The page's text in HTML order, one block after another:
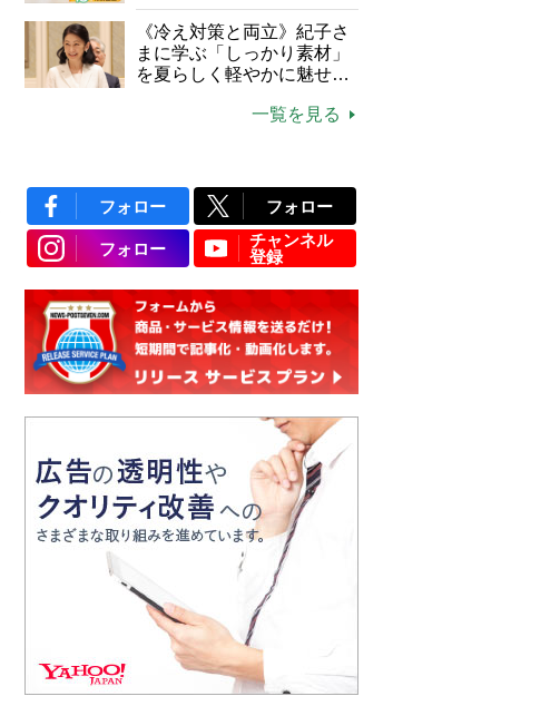
10年以上続くことも…3つ
のフェーズに分けて考えて
みよう」【社会福祉士解
説】
《冷え対策と両立》紀子さ
まに学ぶ「しっかり素材」
を夏らしく軽やかに魅せる
一覧を見る
フォロー フォロー
フォロー
チャンネル
登録